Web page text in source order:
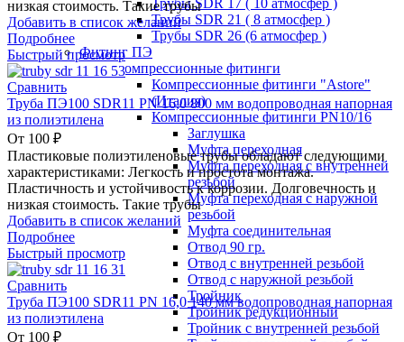
Трубы SDR 17 ( 10 атмосфер )
Трубы SDR 21 ( 8 атмосфер )
Трубы SDR 26 (6 атмосфер )
Фитинг ПЭ
Компрессионные фитинги
Компрессионные фитинги "Astore"
(Италия)
Компрессионные фитинги PN10/16
Заглушка
Муфта переходная
Муфта переходная с внутренней
резьбой
Муфта переходная с наружной
резьбой
Муфта соединительная
Отвод 90 гр.
Отвод с внутренней резьбой
Отвод с наружной резьбой
Тройник
Тройник редукционный
Тройник с внутренней резьбой
низкая стоимость. Такие трубы
Добавить в список желаний
Подробнее
Быстрый просмотр
Сравнить
Труба ПЭ100 SDR11 PN 16,0 800 мм водопроводная напорная
из полиэтилена
От 100 ₽
Пластиковые полиэтиленовые трубы обладают следующими
характеристиками: Легкость и простота монтажа.
Пластичность и устойчивость к коррозии. Долговечность и
низкая стоимость. Такие трубы
Добавить в список желаний
Подробнее
Быстрый просмотр
Сравнить
Труба ПЭ100 SDR11 PN 16,0 140 мм водопроводная напорная
из полиэтилена
От 100 ₽